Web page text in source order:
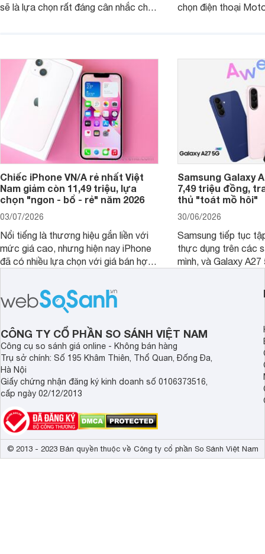
sẽ là lựa chọn rất đáng cân nhắc cho
chọn điện thoại
Chiếc iPhone VN/A rẻ nhất Việt
Nam giảm còn 11,49 triệu, lựa
chọn "ngon - bổ - rẻ" năm 2026
03/07/2026
Nổi tiếng là thương hiệu gắn liền với
mức giá cao, nhưng hiện nay iPhone
đã có nhiều lựa chọn với giá bán hợp
cận sản phẩm chính hãng.
Samsung Galaxy
7,49 triệu đồng,
thủ "toát mồ hôi"
30/06/2026
Samsung tiếp tục
thực dụng trên các
mình, và Galaxy
tới cho người dùng
lượng với nhiều
CÔNG TY CỔ PHẦN SO SÁNH VIỆT NAM
Công cụ so sánh giá online - Không bán hàng
Trụ sở chính: Số 195 Khâm Thiên, Thổ Quan, Đống Đa,
Hà Nội
Giấy chứng nhận đăng ký kinh doanh số 0106373516,
cấp ngày 02/12/2013
© 2013 - 2023 Bản quyền thuộc về Công ty cổ phần So Sánh Việt Nam